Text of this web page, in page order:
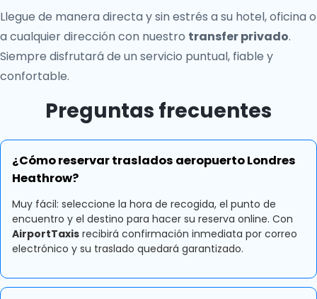
Llegue de manera directa y sin estrés a su hotel, oficina o
a cualquier dirección con nuestro transfer privado.
Siempre disfrutará de un servicio puntual, fiable y
confortable.
Preguntas frecuentes
¿Cómo reservar traslados aeropuerto Londres
Heathrow?
Muy fácil: seleccione la hora de recogida, el punto de
encuentro y el destino para hacer su reserva online. Con
AirportTaxis recibirá confirmación inmediata por correo
electrónico y su traslado quedará garantizado.